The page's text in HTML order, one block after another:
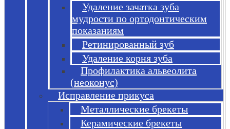
Удаление зачатка зуба
мудрости по ортодонтическим
показаниям
Ретинированный зуб
Удаление корня зуба
Профилактика альвеолита
(неоконус)
Исправление прикуса
Металлические брекеты
Керамические брекеты